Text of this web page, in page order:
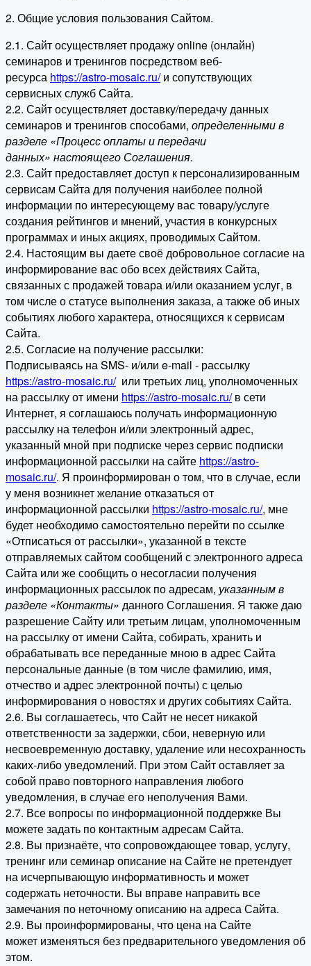
2. Общие условия пользования Сайтом.
2.1. Сайт осуществляет продажу online (онлайн)
семинаров и тренингов посредством веб-
ресурса https://astro-mosaic.ru/и сопутствующих
сервисных служб Сайта.
2.2. Сайт осуществляет доставку/передачу данных
семинаров и тренингов способами, определенными в
разделе «Процесс оплаты и передачи
данных» настоящего Соглашения.
2.3. Сайт предоставляет доступ к персонализированным
сервисам Сайта для получения наиболее полной
информации по интересующему вас товару/услуге
создания рейтингов и мнений, участия в конкурсных
программах и иных акциях, проводимых Сайтом.
2.4. Настоящим вы даете своё добровольное согласие на
информирование вас обо всех действиях Сайта,
связанных с продажей товара и/или оказанием услуг, в
том числе о статусе выполнения заказа, а также об иных
событиях любого характера, относящихся к сервисам
Сайта.
2.5. Согласие на получение рассылки:
Подписываясь на SMS- и/или e-mail - рассылку
https://astro-mosaic.ru/или третьих лиц, уполномоченных
на рассылку от имени https://astro-mosaic.ru/в сети
Интернет, я соглашаюсь получать информационную
рассылку на телефон и/или электронный адрес,
указанный мной при подписке через сервис подписки
информационной рассылки на сайте https://astro-
mosaic.ru/. Я проинформирован о том, что в случае, если
у меня возникнет желание отказаться от
информационной рассылки https://astro-mosaic.ru/, мне
будет необходимо самостоятельно перейти по ссылке
«Отписаться от рассылки», указанной в тексте
отправляемых сайтом сообщений с электронного адреса
Сайта или же сообщить о несогласии получения
информационных рассылок по адресам, указанным в
разделе «Контакты» данного Соглашения. Я также даю
разрешение Сайту или третьим лицам, уполномоченным
на рассылку от имени Сайта, собирать, хранить и
обрабатывать все переданные мною в адрес Сайта
персональные данные (в том числе фамилию, имя,
отчество и адрес электронной почты) с целью
информирования о новостях и других событиях Сайта.
2.6. Вы соглашаетесь, что Сайт не несет никакой
ответственности за задержки, сбои, неверную или
несвоевременную доставку, удаление или несохранность
каких-либо уведомлений. При этом Сайт оставляет за
собой право повторного направления любого
уведомления, в случае его неполучения Вами.
2.7. Все вопросы по информационной поддержке Вы
можете задать по контактным адресам Сайта.
2.8. Вы признаёте, что сопровождающее товар, услугу,
тренинг или семинар описание на Сайте не претендует
на исчерпывающую информативность и может
содержать неточности. Вы вправе направить все
замечания по неточному описанию на адреса Сайта.
2.9. Вы проинформированы, что цена на Сайте
может изменяться без предварительного уведомления об
этом.